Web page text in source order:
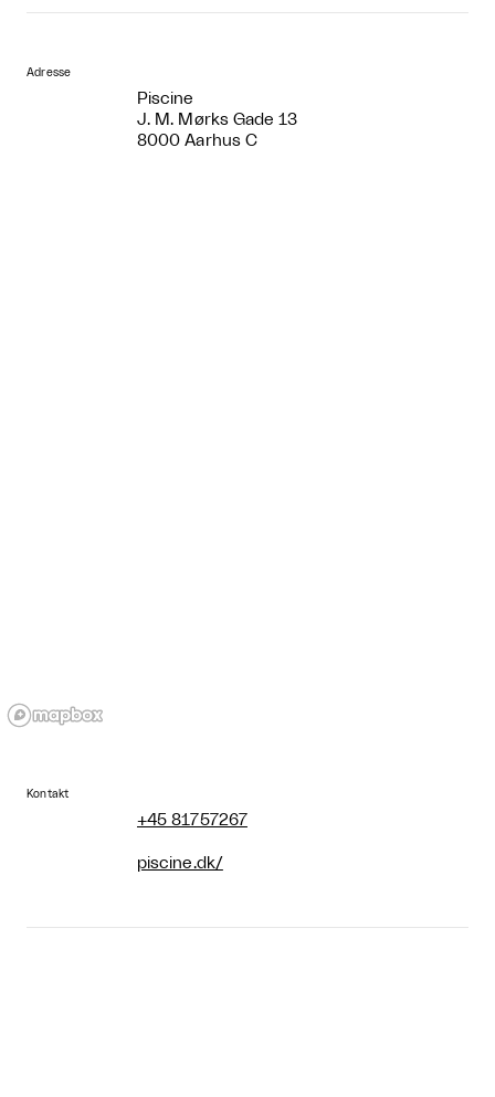
Adresse
Piscine
J. M. Mørks Gade 13
8000 Aarhus C
Kontakt
+45 81757267
piscine.dk/